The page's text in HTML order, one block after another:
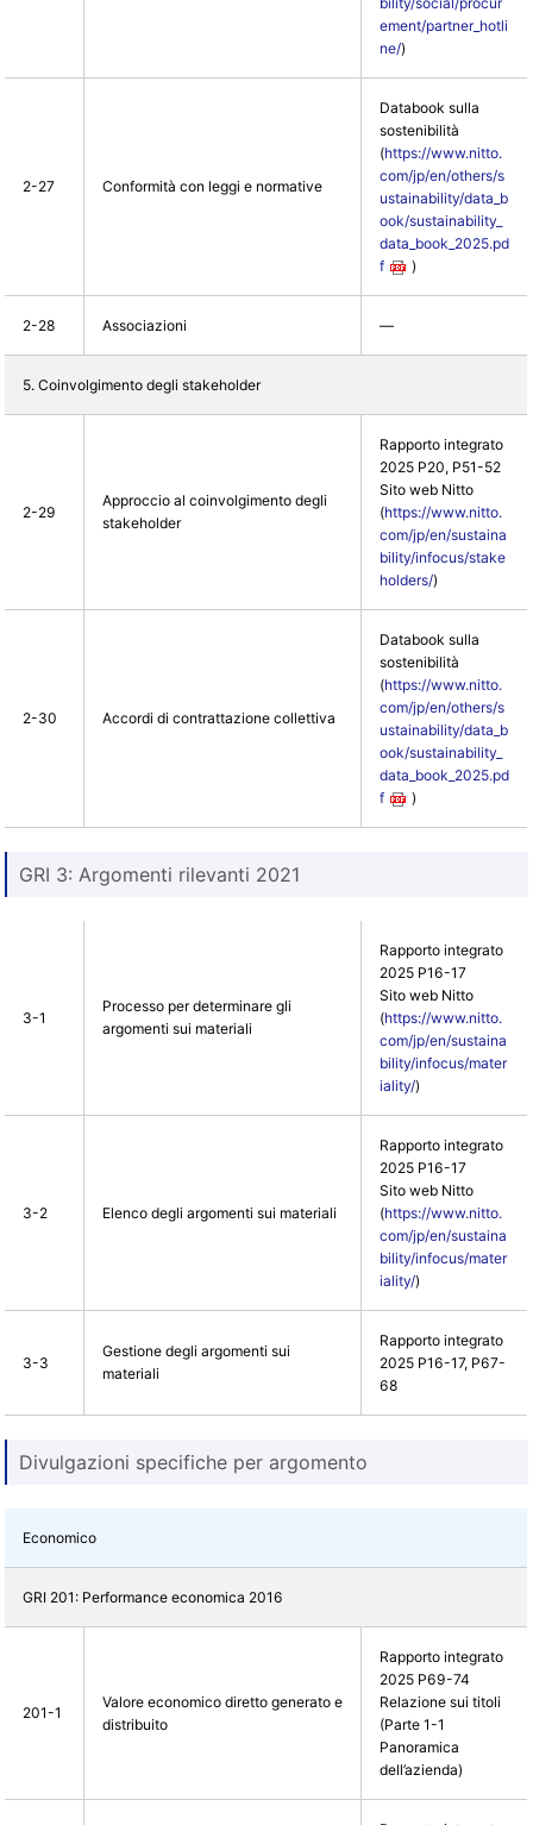
ement/partner_hotli
ne/)
2-27 Conformità con leggi e normative
Databook sulla
sostenibilità
(https://www.nitto.
com/jp/en/others/s
ustainability/data_b
ook/sustainability_
data_book_2025.pd
f
)
2-28 Associazioni ―
5. Coinvolgimento degli stakeholder
2-29
Approccio al coinvolgimento degli
stakeholder
Rapporto integrato
2025 P20, P51-52
Sito web Nitto
(https://www.nitto.
com/jp/en/sustaina
bility/infocus/stake
holders/)
2-30 Accordi di contrattazione collettiva
Databook sulla
sostenibilità
(https://www.nitto.
com/jp/en/others/s
ustainability/data_b
ook/sustainability_
data_book_2025.pd
f
)
GRI 3: Argomenti rilevanti 2021
3-1
Processo per determinare gli
argomenti sui materiali
Rapporto integrato
2025 P16-17
Sito web Nitto
(https://www.nitto.
com/jp/en/sustaina
bility/infocus/mater
iality/)
3-2 Elenco degli argomenti sui materiali
Rapporto integrato
2025 P16-17
Sito web Nitto
(https://www.nitto.
com/jp/en/sustaina
bility/infocus/mater
iality/)
3-3
Gestione degli argomenti sui
materiali
Rapporto integrato
2025 P16-17, P67-
68
Divulgazioni specifiche per argomento
Economico
GRI 201: Performance economica 2016
201-1
Valore economico diretto generato e
distribuito
Rapporto integrato
2025 P69-74
Relazione sui titoli
(Parte 1-1
Panoramica
dell’azienda)